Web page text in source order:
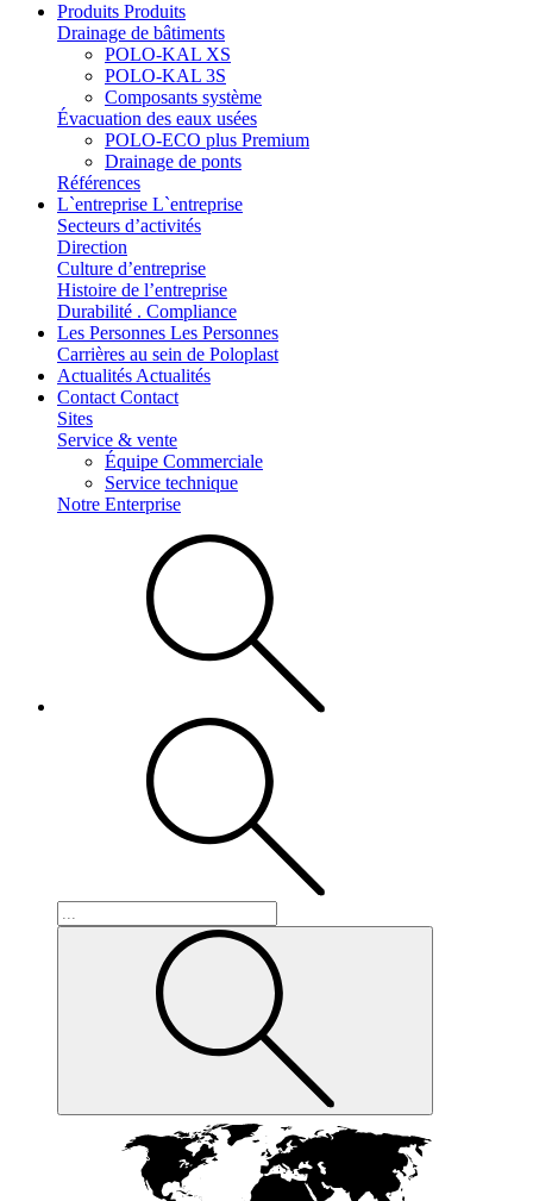
Produits Produits
Drainage de bâtiments
POLO-KAL XS
POLO-KAL 3S
Composants système
Évacuation des eaux usées
POLO-ECO plus Premium
Drainage de ponts
Références
L`entreprise L`entreprise
Secteurs d’activités
Direction
Culture d’entreprise
Histoire de l’entreprise
Durabilité . Compliance
Les Personnes Les Personnes
Carrières au sein de Poloplast
Actualités Actualités
Contact Contact
Sites
Service & vente
Équipe Commerciale
Service technique
Notre Enterprise